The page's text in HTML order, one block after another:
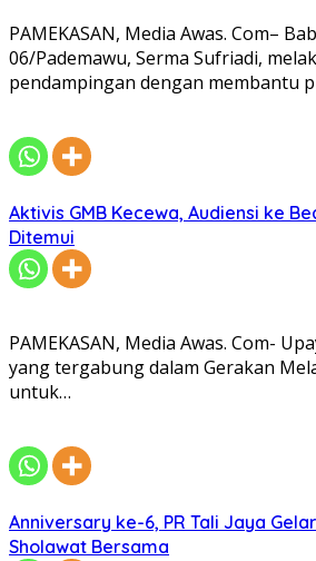
PAMEKASAN, Media Awas. Com–
06/Pademawu, Serma Sufriadi,
pendampingan dengan membantu
Aktivis GMB Kecewa, Audiensi ke
Ditemui
PAMEKASAN, Media Awas. Com-
yang tergabung dalam Gerakan
untuk…
Anniversary ke-6, PR Tali Jaya
Sholawat Bersama